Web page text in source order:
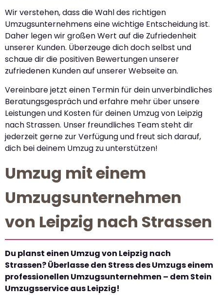
Wir verstehen, dass die Wahl des richtigen
Umzugsunternehmens eine wichtige Entscheidung ist.
Daher legen wir großen Wert auf die Zufriedenheit
unserer Kunden. Überzeuge dich doch selbst und
schaue dir die positiven Bewertungen unserer
zufriedenen Kunden auf unserer Webseite an.
Vereinbare jetzt einen Termin für dein unverbindliches
Beratungsgespräch und erfahre mehr über unsere
Leistungen und Kosten für deinen Umzug von Leipzig
nach Strassen. Unser freundliches Team steht dir
jederzeit gerne zur Verfügung und freut sich darauf,
dich bei deinem Umzug zu unterstützen!
Umzug mit einem
Umzugsunternehmen
von Leipzig nach Strassen
Du planst einen Umzug von Leipzig nach
Strassen? Überlasse den Stress des Umzugs einem
professionellen Umzugsunternehmen – dem Stein
Umzugsservice aus Leipzig!